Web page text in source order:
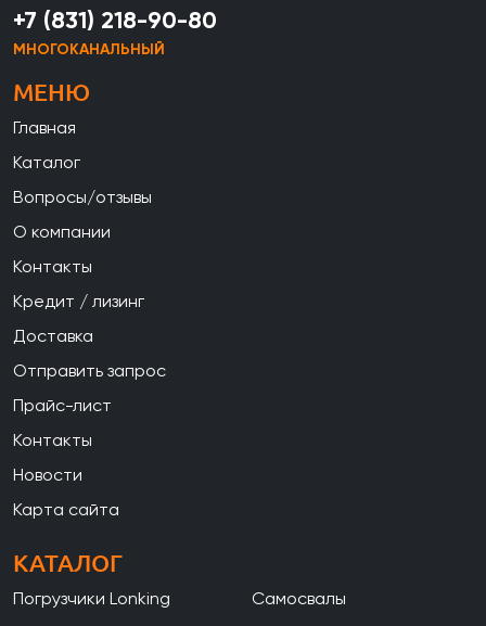
+7 (831) 218-90-80
МНОГОКАНАЛЬНЫЙ
МЕНЮ
Главная
Каталог
Вопросы/отзывы
О компании
Контакты
Кредит / лизинг
Доставка
Отправить запрос
Прайс-лист
Контакты
Новости
Карта сайта
КАТАЛОГ
Погрузчики Lonking
Самосвалы